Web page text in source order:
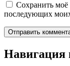
Сохранить моё
последующих
Навигация